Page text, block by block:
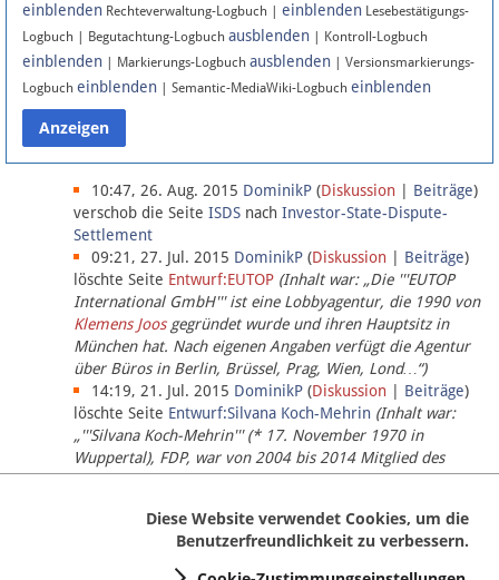
Anmelden
Datenschutz
Über Lobbypedia
Impressum
einblenden Rechteverwaltung-Logbuch | einblenden Lesebestätigungs-
Logbuch | Begutachtung-Logbuch ausblenden | Kontroll-Logbuch
einblenden | Markierungs-Logbuch ausblenden | Versionsmarkierungs-
Logbuch einblenden | Semantic-MediaWiki-Logbuch einblenden
10:47, 26. Aug. 2015 DominikP (Diskussion Beiträge)
verschob die Seite ISDS nach Investor-State-Dispute-
Settlement
09:21, 27. Jul. 2015 DominikP (Diskussion Beiträge)
löschte Seite Entwurf:EUTOP (Inhalt war: „Die '''EUTOP
International GmbH''' ist eine Lobbyagentur, die 1990 von
Klemens Joosgegründet wurde und ihren Hauptsitz in
München hat. Nach eigenen Angaben verfügt die Agentur
über Büros in Berlin, Brüssel, Prag, Wien, Lond…“)
14:19, 21. Jul. 2015 DominikP (Diskussion Beiträge)
löschte Seite Entwurf:Silvana Koch-Mehrin (Inhalt war:
„'''Silvana Koch-Mehrin''' (* 17. November 1970 in
Wuppertal), FDP, war von 2004 bis 2014 Mitglied des
Europäischen Parlaments, seit November 2014 ist sie für
Diese Website verwendet Cookies, um die
Benutzerfreundlichkeit zu verbessern.